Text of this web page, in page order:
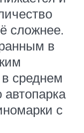
сложнее.
в
в среднем
автопарка
с